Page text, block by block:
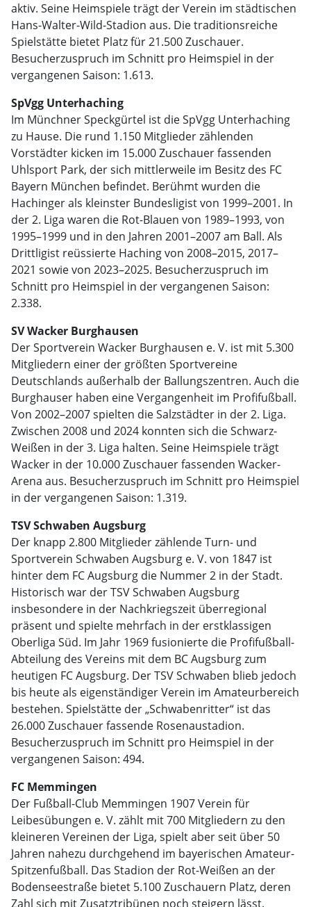
aktiv. Seine Heimspiele trägt der Verein im städtischen
Hans-Walter-Wild-Stadion aus. Die traditionsreiche
Spielstätte bietet Platz für 21.500 Zuschauer.
Besucherzuspruch im Schnitt pro Heimspiel in der
vergangenen Saison: 1.613.
SpVgg Unterhaching
Im Münchner Speckgürtel ist die SpVgg Unterhaching
zu Hause. Die rund 1.150 Mitglieder zählenden
Vorstädter kicken im 15.000 Zuschauer fassenden
Uhlsport Park, der sich mittlerweile im Besitz des FC
Bayern München befindet. Berühmt wurden die
Hachinger als kleinster Bundesligist von 1999–2001. In
der 2. Liga waren die Rot-Blauen von 1989–1993, von
1995–1999 und in den Jahren 2001–2007 am Ball. Als
Drittligist reüssierte Haching von 2008–2015, 2017–
2021 sowie von 2023–2025. Besucherzuspruch im
Schnitt pro Heimspiel in der vergangenen Saison:
2.338.
SV Wacker Burghausen
Der Sportverein Wacker Burghausen e. V. ist mit 5.300
Mitgliedern einer der größten Sportvereine
Deutschlands außerhalb der Ballungszentren. Auch die
Burghauser haben eine Vergangenheit im Profifußball.
Von 2002–2007 spielten die Salzstädter in der 2. Liga.
Zwischen 2008 und 2024 konnten sich die Schwarz-
Weißen in der 3. Liga halten. Seine Heimspiele trägt
Wacker in der 10.000 Zuschauer fassenden Wacker-
Arena aus. Besucherzuspruch im Schnitt pro Heimspiel
in der vergangenen Saison: 1.319.
TSV Schwaben Augsburg
Der knapp 2.800 Mitglieder zählende Turn- und
Sportverein Schwaben Augsburg e. V. von 1847 ist
hinter dem FC Augsburg die Nummer 2 in der Stadt.
Historisch war der TSV Schwaben Augsburg
insbesondere in der Nachkriegszeit überregional
präsent und spielte mehrfach in der erstklassigen
Oberliga Süd. Im Jahr 1969 fusionierte die Profifußball-
Abteilung des Vereins mit dem BC Augsburg zum
heutigen FC Augsburg. Der TSV Schwaben blieb jedoch
bis heute als eigenständiger Verein im Amateurbereich
bestehen. Spielstätte der „Schwabenritter“ ist das
26.000 Zuschauer fassende Rosenaustadion.
Besucherzuspruch im Schnitt pro Heimspiel in der
vergangenen Saison: 494.
FC Memmingen
Der Fußball-Club Memmingen 1907 Verein für
Leibesübungen e. V. zählt mit 700 Mitgliedern zu den
kleineren Vereinen der Liga, spielt aber seit über 50
Jahren nahezu durchgehend im bayerischen Amateur-
Spitzenfußball. Das Stadion der Rot-Weißen an der
Bodenseestraße bietet 5.100 Zuschauern Platz, deren
Zahl sich mit Zusatztribünen noch steigern lässt.